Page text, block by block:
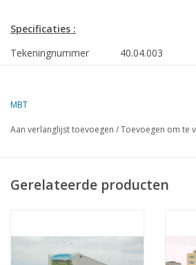
Specificaties :
Tekeningnummer
40.04.003
Omschrijving
Ì´Ì_
Schaal
1 : 25
Aantal bladen A0
0
MBT
Aan verlanglijst toevoegen /Toevoegen om te
Gerelateerde producten